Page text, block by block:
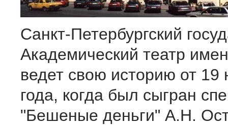
Санкт-Петербургский
Академический театр
ведет свою историю от 19
года, когда был сыгран
"Бешеные деньги" А.Н.